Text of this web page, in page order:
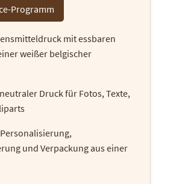
Programm
mit essbaren
weißer belgischer
Druck für Fotos, Texte,
und Verpackung aus einer